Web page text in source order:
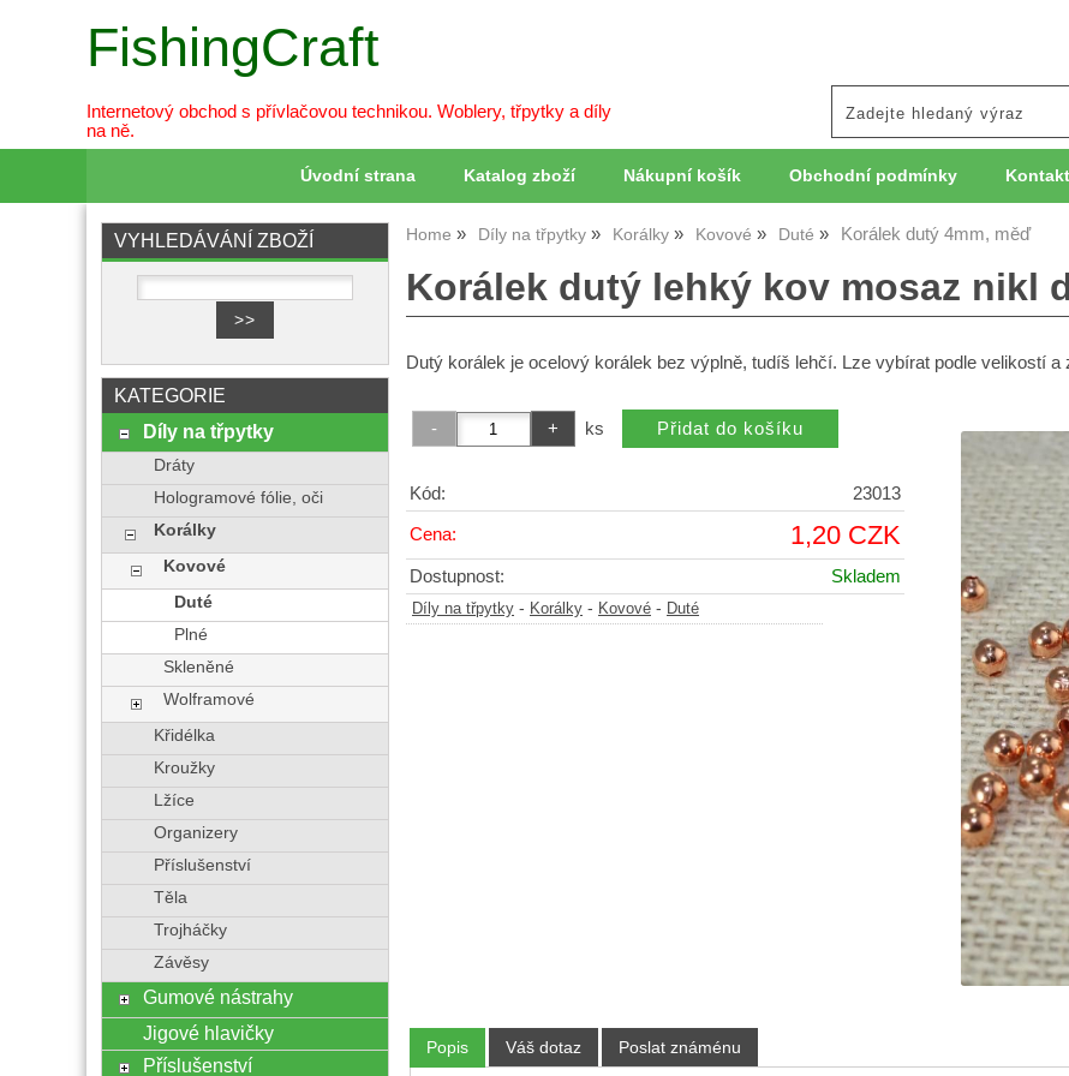
FishingCraft
Internetový obchod s přívlačovou technikou. Woblery, třpytky a díly
na ně.
Úvodní strana Katalog zboží Nákupní košík Obchodní podmínky
Home Díly na třpytky Korálky Kovové Duté Korálek dutý 4mm, měď
Korálek dutý lehký kov mosaz nikl
Dutý korálek je ocelový korálek bez výplně, tudíš lehčí. Lze vybírat podle velikostí a
ks
Kód: 23013
Cena: 1,20 CZK
Dostupnost: Skladem
Díly na třpytky - Korálky - Kovové - Duté
Popis Váš dotaz Poslat známénu
VYHLEDÁVÁNÍ ZBOŽÍ
KATEGORIE
Díly na třpytky
Dráty
Hologramové fólie, oči
Korálky
Kovové
Duté
Plné
Skleněné
Wolframové
Křidélka
Kroužky
Lžíce
Organizery
Příslušenství
Těla
Trojháčky
Závěsy
Gumové nástrahy
Jigové hlavičky
Příslušenství